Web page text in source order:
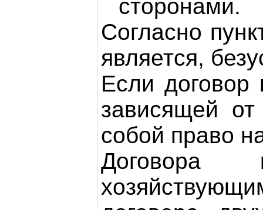
сторонами.
Согласно
является,
Если
зависящей
собой право
Договора